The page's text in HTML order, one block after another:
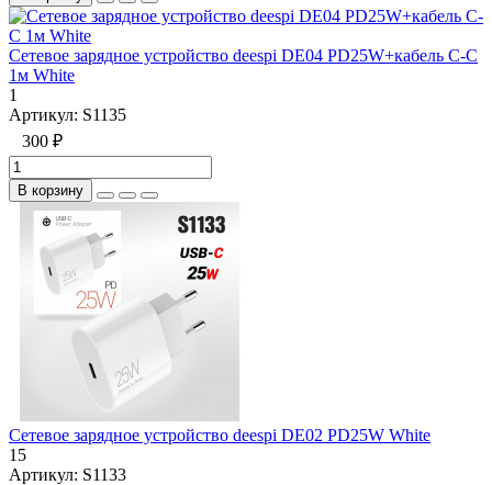
Сетевое зарядное устройство deespi DE04 PD25W+кабель C-C
1м White
1
Артикул: S1135
300 ₽
В корзину
Сетевое зарядное устройство deespi DE02 PD25W White
15
Артикул: S1133